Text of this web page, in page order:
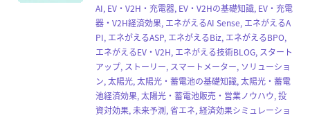
AI, EV・V2H・充電器, EV・V2Hの基礎知識, EV・充電
器・V2H経済効果, エネがえるAI Sense, エネがえるA
PI, エネがえるASP, エネがえるBiz, エネがえるBPO,
エネがえるEV・V2H, エネがえる技術BLOG, スタート
アップ, ストーリー, スマートメーター, ソリューショ
ン, 太陽光, 太陽光・蓄電池の基礎知識, 太陽光・蓄電
池経済効果, 太陽光・蓄電池販売・営業ノウハウ, 投
資対効果, 未来予測, 省エネ, 経済効果シミュレーショ